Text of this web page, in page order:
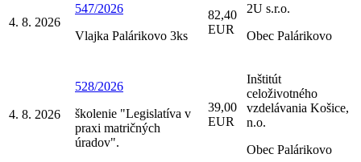
4. 8. 2026
547/2026
Vlajka Palárikovo 3ks
82,40
EUR
2U s.r.o.
Obec Palárikovo
4. 8. 2026
528/2026
školenie "Legislatíva v
praxi matričných
úradov".
39,00
EUR
Inštitút
celoživotného
vzdelávania Košice,
n.o.
Obec Palárikovo